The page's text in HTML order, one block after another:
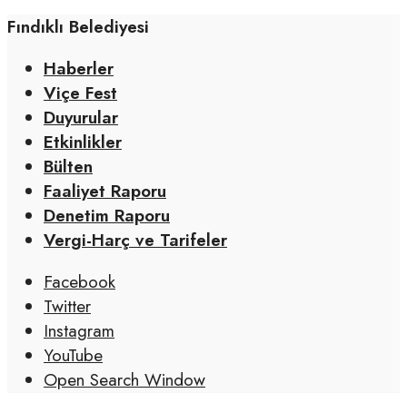
Fındıklı Belediyesi
Haberler
Viçe Fest
Duyurular
Etkinlikler
Bülten
Faaliyet Raporu
Denetim Raporu
Vergi-Harç ve Tarifeler
Facebook
Twitter
Instagram
YouTube
Open Search Window